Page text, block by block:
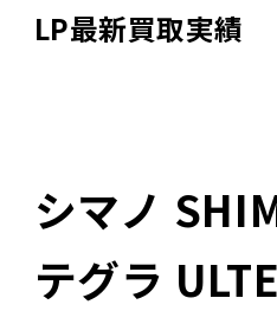
LP最新買取実績
シマノ
テグラ